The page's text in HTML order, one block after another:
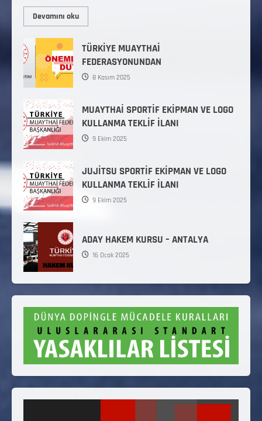
Devamını oku
TÜRKİYE MUAYTHAİ
FEDERASYONUNDAN
8 Kasım 2025
MUAYTHAİ SPORTİF EKİPMAN VE LOGO
KULLANMA TEKLİF İLANI
9 Ekim 2025
JUJİTSU SPORTİF EKİPMAN VE LOGO
KULLANMA TEKLİF İLANI
9 Ekim 2025
ADAY HAKEM KURSU – ANTALYA
16 Ocak 2025